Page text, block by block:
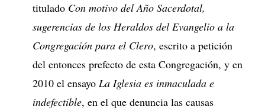
titulado Con motivo del Año Sacerdotal,
sugerencias de los Heraldos del Evangelio a la
Congregación para el Clero, escrito a petición
del entonces prefecto de esta Congregación, y en
2010 el ensayo La Iglesia es inmaculada e
indefectible, en el que denuncia las causas